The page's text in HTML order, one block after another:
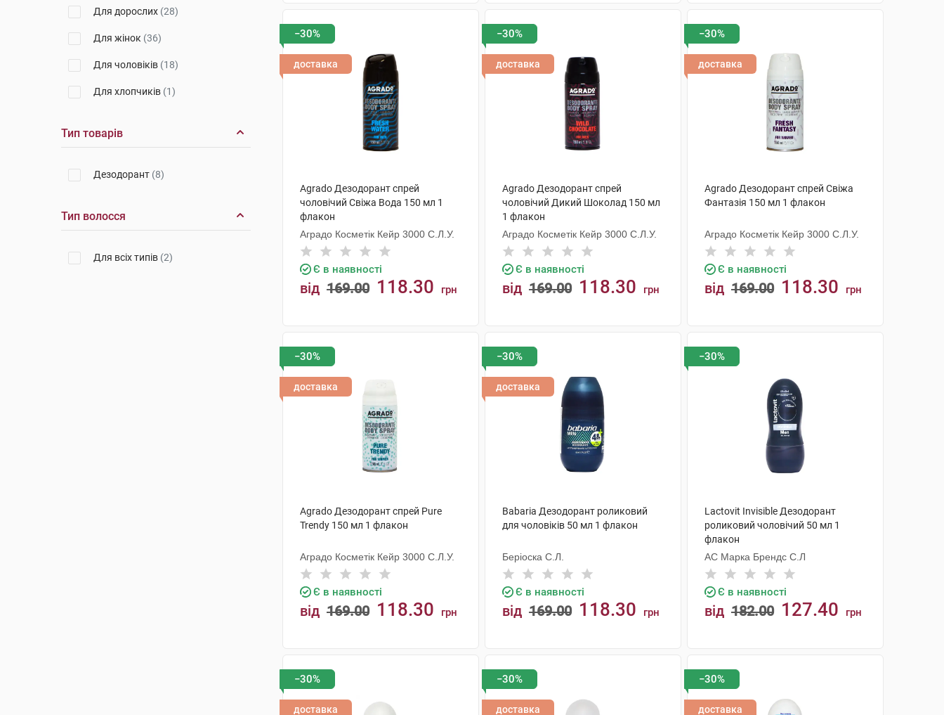
Для дорослих (28)
Для жінок (36)
Для чоловіків (18)
Для хлопчиків (1)
Тип товарів
Дезодорант (8)
Тип волосся
Для всіх типів (2)
−30%
доставка
Agrado Дезодорант спрей
чоловічий Свіжа Вода 150 мл 1
флакон
Аградо Косметік Кейр 3000 С.Л.У.
Є в наявності
від 169.00 118.30 грн
−30%
доставка
Agrado Дезодорант спрей
чоловічий Дикий Шоколад 150 мл
1 флакон
Аградо Косметік Кейр 3000 С.Л.У.
Є в наявності
від 169.00 118.30 грн
−30%
доставка
Agrado Дезодорант спрей Свіжа
Фантазія 150 мл 1 флакон
Аградо Косметік Кейр 3000 С.Л.У.
Є в наявності
від 169.00 118.30 грн
−30%
доставка
Agrado Дезодорант спрей Pure
Trendy 150 мл 1 флакон
Аградо Косметік Кейр 3000 С.Л.У.
Є в наявності
від 169.00 118.30 грн
−30%
доставка
Babaria Дезодорант роликовий
для чоловіків 50 мл 1 флакон
Беріоска С.Л.
Є в наявності
від 169.00 118.30 грн
−30%
Lactovit Invisible Дезодорант
роликовий чоловічий 50 мл 1
флакон
АС Марка Брендс С.Л
Є в наявності
від 182.00 127.40 грн
−30%
доставка
−30%
доставка
−30%
доставка